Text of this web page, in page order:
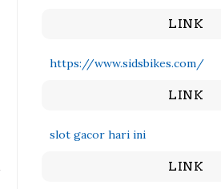
LINK
https://www.sidsbikes.com/
LINK
slot gacor hari ini
LINK